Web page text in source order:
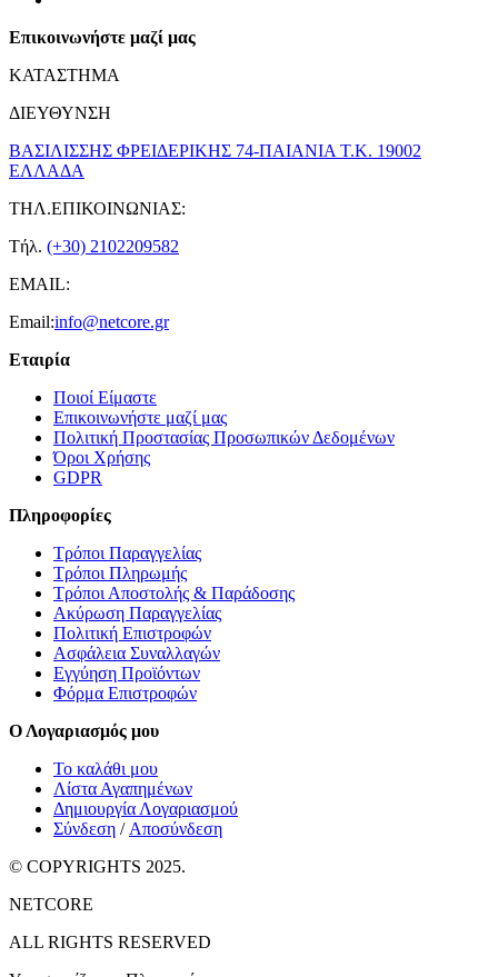
Επικοινωνήστε μαζί μας
ΚΑΤΑΣΤΗΜΑ
ΔΙΕΥΘΥΝΣΗ
ΒΑΣΙΛΙΣΣΗΣ ΦΡΕΙΔΕΡΙΚΗΣ 74-ΠΑΙΑΝΙΑ Τ.Κ. 19002
ΕΛΛΑΔΑ
ΤΗΛ.ΕΠΙΚΟΙΝΩΝΙΑΣ:
Τήλ. (+30) 2102209582
EMAIL:
Email:info@netcore.gr
Εταιρία
Ποιοί Είμαστε
Επικοινωνήστε μαζί μας
Πολιτική Προστασίας Προσωπικών Δεδομένων
Όροι Χρήσης
GDPR
Πληροφορίες
Τρόποι Παραγγελίας
Τρόποι Πληρωμής
Τρόποι Αποστολής & Παράδοσης
Ακύρωση Παραγγελίας
Πολιτική Επιστροφών
Ασφάλεια Συναλλαγών
Εγγύηση Προϊόντων
Φόρμα Επιστροφών
Ο Λογαριασμός μου
Το καλάθι μου
Λίστα Αγαπημένων
Δημιουργία Λογαριασμού
Σύνδεση / Αποσύνδεση
© COPYRIGHTS 2025.
NETCORE
ALL RIGHTS RESERVED